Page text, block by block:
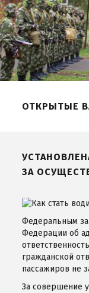
ОТКРЫТЫЕ
ЗА
Федеральным
Федерации об
гражданской
пассажиров не
За совершение